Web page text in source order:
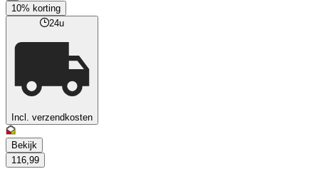
10% korting
24u
Incl. verzendkosten
Bekijk
116,99